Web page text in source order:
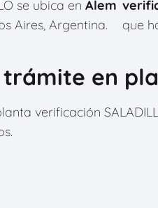
se ubica en Alem
Aires, Argentina.
que
en
verificación